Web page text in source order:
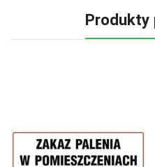
Produkty